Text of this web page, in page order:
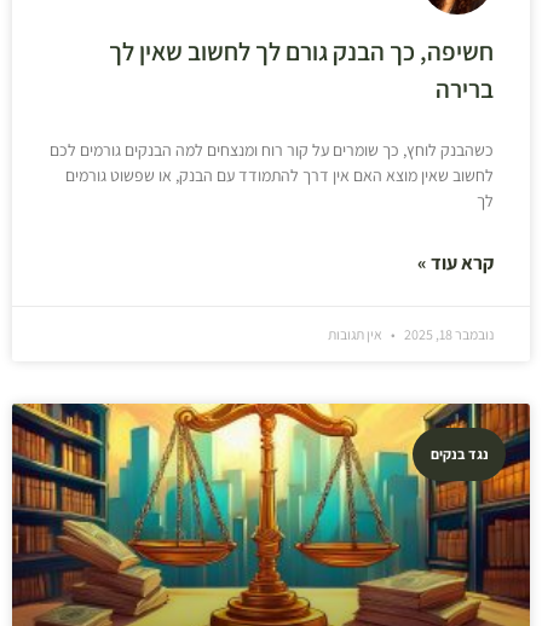
חשיפה, כך הבנק גורם לך לחשוב שאין לך
ברירה
כשהבנק לוחץ, כך שומרים על קור רוח ומנצחים למה הבנקים גורמים לכם
לחשוב שאין מוצא האם אין דרך להתמודד עם הבנק, או שפשוט גורמים
לך
קרא עוד »
נובמבר 18, 2025 אין תגובות
נגד בנקים